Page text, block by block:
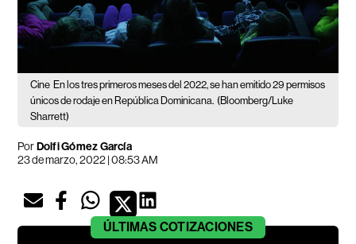
Cine En los tres primeros meses del 2022, se han emitido 29 permisos
únicos de rodaje en República Dominicana. (Bloomberg/Luke
Sharrett)
PorDolfi Gómez García
23 de marzo, 2022 | 08:53 AM
ÚLTIMAS COTIZACIONES